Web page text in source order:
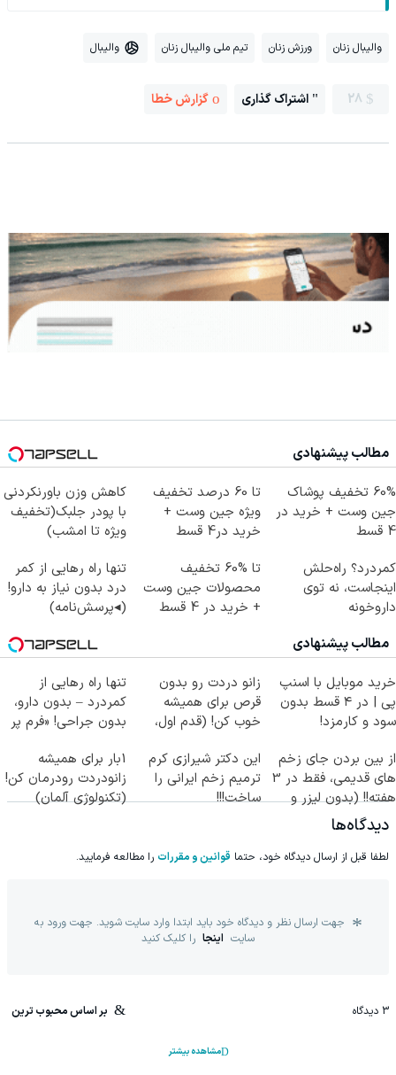
والیبال زنان ورزش زنان تیم ملی والیبال زنان والیبال
28 اشتراک گذاری گزارش خطا
مطالب پیشنهادی
60% تخفیف پوشاک
جین وست + خرید در
4 قسط
تا 60 درصد تخفیف
ویژه جین وست +
خرید در4 قسط
کاهش وزن باورنکردنی
با پودر جلبک(تخفیف
ویژه تا امشب)
کمردرد؟ راه‌حلش
اینجاست، نه توی
داروخونه
تا %60 تخفیف
محصولات جین وست
+ خرید در 4 قسط
تنها راه رهایی از کمر
درد بدون نیاز به دارو!
(◂پرسش‌نامه)
مطالب پیشنهادی
خرید موبایل با اسنپ
پی | در ۴ قسط بدون
سود و کارمزد!
زانو دردت رو بدون
قرص برای همیشه
خوب کن! (قدم اول،
تنها راه رهایی از
کمردرد – بدون دارو،
بدون جراحی! «فرم پر
از بین بردن جای زخم
های قدیمی، فقط در 3
هفته!! (بدون لیزر و
جراحی)
این دکتر شیرازی کرم
ترمیم زخم ایرانی را
ساخت!!!
1بار برای همیشه
زانودردت رودرمان کن!
(تکنولوژی آلمان)
دیدگاه‌ها
لطفا قبل از ارسال دیدگاه خود، حتما قوانین و مقررات را مطالعه فرمایید.
جهت ارسال نظر و دیدگاه خود باید ابتدا وارد سایت شوید. جهت ورود به
سایت اینجا را کلیک کنید
3 دیدگاه بر اساس محبوب ترین
مشاهده بیشتر